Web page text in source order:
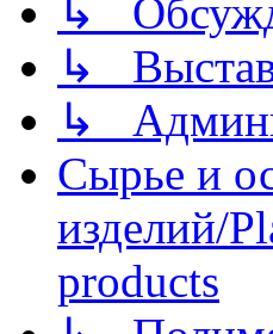
↳
↳
↳
Сырье и
изделий/
products